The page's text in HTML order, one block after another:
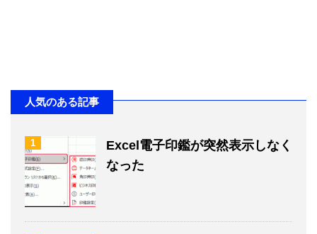
人気のある記事
1
Excel電子印鑑が突然表示しなく
なった